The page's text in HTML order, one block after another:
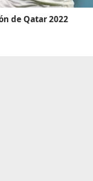
de Qatar 2022